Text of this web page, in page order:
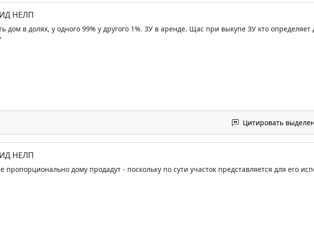
НЕЛП
дом в долях, у одного 99% у другого 1%. ЗУ в аренде. Щас при выкупе ЗУ кто определяет
Цитировать
НЕЛП
дому продадут - поскольку по сути участок представляется для его